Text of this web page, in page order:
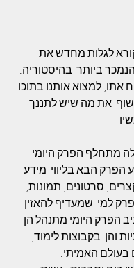
לגלות מחדש את
ביותר  בהיסטוריה.
אתו, למצוא אותנו בתוכו
את מה שיש לתננך
ב-12 בלילה מתחלף הפרק היומי
ומופיע הפרק הבא בליווי  מידע
סרטונים, תמונות,
למי  שמעדיף להאזין
הפרק היומי מתנהל הן
והן  בקבוצות לימוד,
בעולם האמיתי.